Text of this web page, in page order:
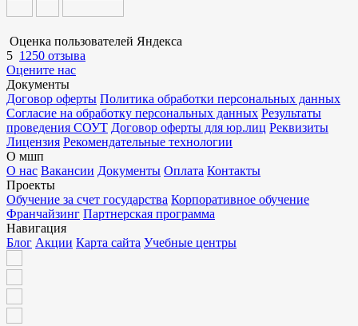
Оценка пользователей Яндекса
5 1250 отзыва
Оцените нас
Документы
Договор оферты Политика обработки персональных данных
Согласие на обработку персональных данных Результаты
проведения СОУТ Договор оферты для юр.лиц Реквизиты
Лицензия Рекомендательные технологии
О мшп
О нас Вакансии Документы Оплата Контакты
Проекты
Обучение за счет государства Корпоративное обучение
Франчайзинг Партнерская программа
Навигация
Блог Акции Карта сайта Учебные центры